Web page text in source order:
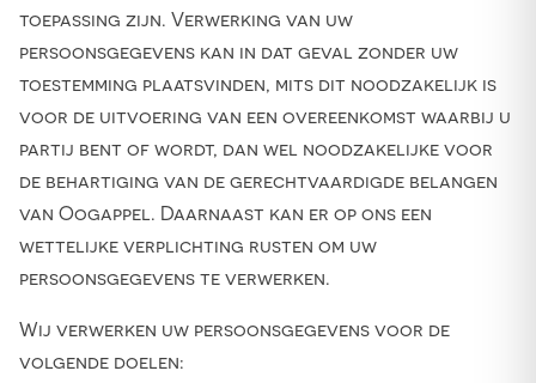
toepassing zijn. Verwerking van uw
persoonsgegevens kan in dat geval zonder uw
toestemming plaatsvinden, mits dit noodzakelijk is
voor de uitvoering van een overeenkomst waarbij u
partij bent of wordt, dan wel noodzakelijke voor
de behartiging van de gerechtvaardigde belangen
van Oogappel. Daarnaast kan er op ons een
wettelijke verplichting rusten om uw
persoonsgegevens te verwerken.
Wij verwerken uw persoonsgegevens voor de
volgende doelen: